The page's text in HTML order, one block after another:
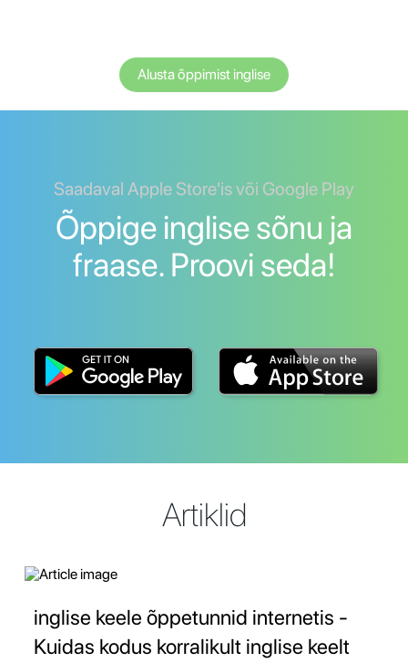
Alusta õppimist inglise
Saadaval Apple Store'is või Google Play
Õppige inglise sõnu ja
fraase. Proovi seda!
Artiklid
inglise keele õppetunnid internetis -
Kuidas kodus korralikult inglise keelt